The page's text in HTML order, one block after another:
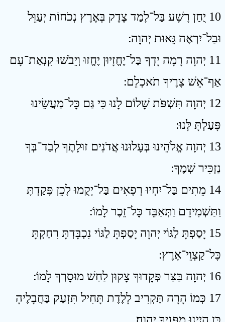
10 יֻחַן רָשָׁע בַּל־לָמַד צֶדֶק בְּאֶרֶץ נְכֹחוֹת יְעַוֵּל
וּבַל־יִרְאֶה גֵּאוּת יְהוָה ׃
11 יְהוָה רָמָה יָדְךָ בַּל־יֶחֱזָיוּן יֶחֱזוּ וְיֵבֹשׁוּ קִנְאַת־עָם
אַף־אֵשׁ צָרֶיךָ תֹאכְלֵם ׃
12 יְהוָה תִּשְׁפֹּת שָׁלוֹם לָנוּ כִּי גַּם כָּל־מַעֲשֵׂינוּ
פָּעַלְתָּ לָּנוּ ׃
13 יְהוָה אֱלֹהֵינוּ בְּעָלוּנוּ אֲדֹנִים זוּלָתֶךָ לְבַד־בְּךָ
נַזְכִּיר שְׁמֶךָ ׃
14 מֵתִים בַּל־יִחְיוּ רְפָאִים בַּל־יָקֻמוּ לָכֵן פָּקַדְתָּ
וַתַּשְׁמִידֵם וַתְּאַבֵּד כָּל־זֵכֶר לָמוֹ ׃
15 יָסַפְתָּ לַגּוֹי יְהוָה יָסַפְתָּ לַגּוֹי נִכְבָּדְתָּ רִחַקְתָּ
כָּל־קַצְוֵי־אָרֶץ ׃
16 יְהוָה בַּצַּר פְּקָדוּךָ צָקוּן לַחַשׁ מוּסָרְךָ לָמוֹ ׃
17 כְּמוֹ הָרָה תַּקְרִיב לָלֶדֶת תָּחִיל תִּזְעַק בַּחֲבָלֶיהָ